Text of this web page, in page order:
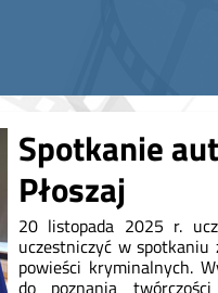
Spotkanie
Płoszaj
20 listopada 2025 r.
uczestniczyć w spotkaniu
powieści kryminalnych.
do poznania